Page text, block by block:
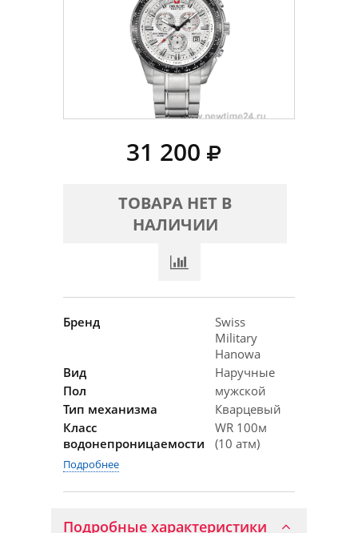
31 200
ТОВАРА НЕТ В
НАЛИЧИИ
Бренд
Swiss
Military
Hanowa
Вид
Наручные
Пол
мужской
Тип механизма
Кварцевый
Класс
водонепроницаемости
WR 100м
(10 атм)
Подробнее
Подробные характеристики